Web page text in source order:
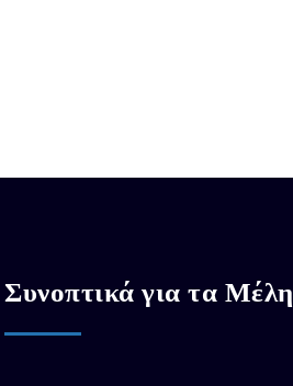
Συνοπτικά για τα Μέλη